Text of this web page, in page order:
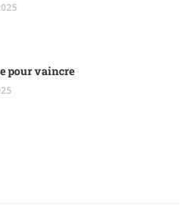
pour vaincre